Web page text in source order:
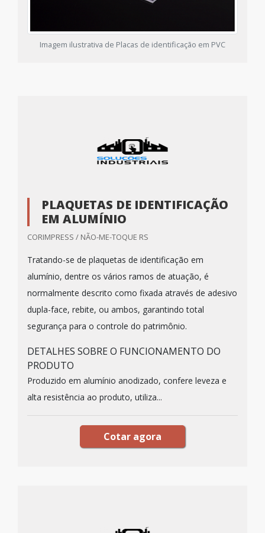
Imagem ilustrativa de Placas de identificação em PVC
PLAQUETAS DE IDENTIFICAÇÃO
EM ALUMÍNIO
CORIMPRESS / NÃO-ME-TOQUE RS
Tratando-se de plaquetas de identificação em
alumínio, dentre os vários ramos de atuação, é
normalmente descrito como fixada através de adesivo
dupla-face, rebite, ou ambos, garantindo total
segurança para o controle do patrimônio.
DETALHES SOBRE O FUNCIONAMENTO DO
PRODUTO
Produzido em alumínio anodizado, confere leveza e
alta resistência ao produto, utiliza...
Cotar agora